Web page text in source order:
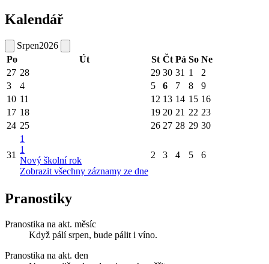
Kalendář
Srpen2026
Po
Út St Čt Pá So Ne
27 28 29 30 31 1
2
3
4 5 6 7 8
9
10 11 12 13 14 15 16
17 18 19 20 21 22 23
24 25 26 27 28 29 30
31
1
1
Nový školní rok
Zobrazit všechny záznamy ze dne
2 3 4 5 6
Pranostiky
Pranostika na akt. měsíc
Když pálí srpen, bude pálit i víno.
Pranostika na akt. den